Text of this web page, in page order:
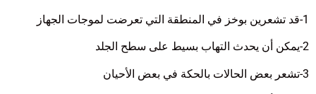
1-قد تشعرين بوخز في المنطقة التي تعرضت لموجات الجهاز
2-يمكن أن يحدث التهاب بسيط على سطح الجلد
3-تشعر بعض الحالات بالحكة في بعض الأحيان